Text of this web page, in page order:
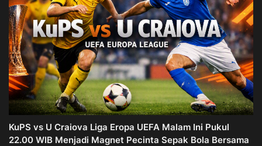
KuPS vs U Craiova Liga Eropa UEFA Malam Ini Pukul
22.00 WIB Menjadi Magnet Pecinta Sepak Bola Bersama